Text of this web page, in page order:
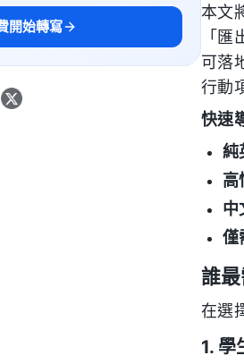
開始轉寫
本文
「
可落
行動
快速
純
高
中
僅
誰
在選
1. 學